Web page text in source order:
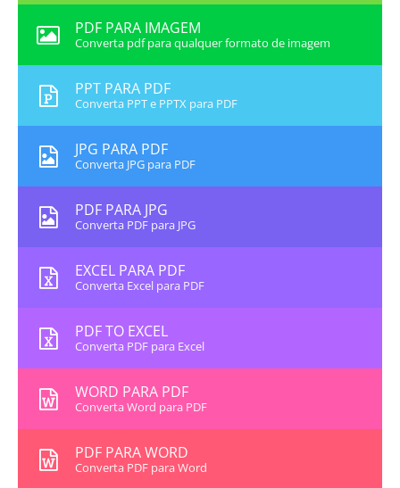
PDF PARA IMAGEM
Converta pdf para qualquer formato de imagem
PPT PARA PDF
Converta PPT e PPTX para PDF
JPG PARA PDF
Converta JPG para PDF
PDF PARA JPG
Converta PDF para JPG
EXCEL PARA PDF
Converta Excel para PDF
PDF TO EXCEL
Converta PDF para Excel
WORD PARA PDF
Converta Word para PDF
PDF PARA WORD
Converta PDF para Word